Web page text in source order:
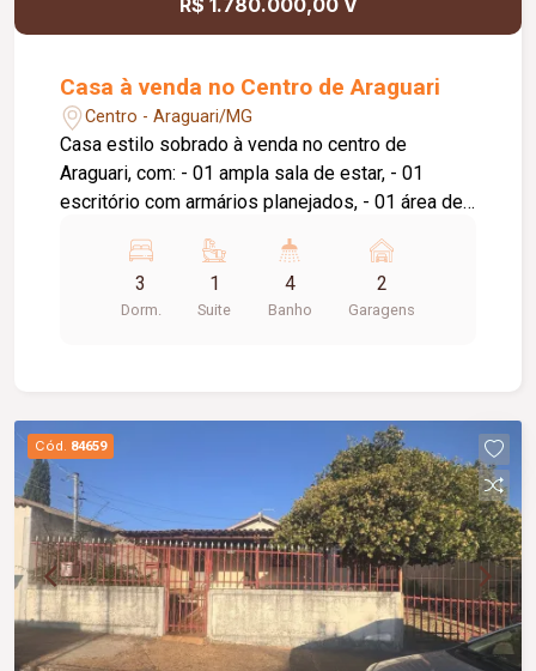
R$ 1.780.000,00 V
Casa à venda no Centro de Araguari
Centro - Araguari/MG
Casa estilo sobrado à venda no centro de
Araguari, com: - 01 ampla sala de estar, - 01
escritório com armários planejados, - 01 área de
cozinha funcional, - 01 banheiro social, - 01 suíte
master com sacada e armários planejados, - 02
quartos (demi-suíte), - roupeiro no corredor, -
vaga de garagem coberta para 02 veículos, -
quintal.
3
Dorm.
1
Suite
4
Banho
2
Garagens
Cód. 84659